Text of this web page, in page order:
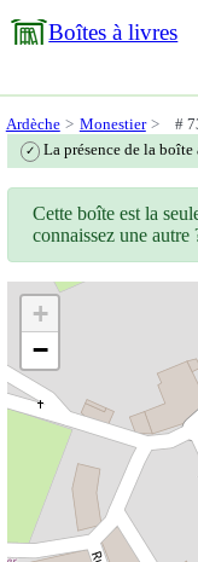
Boîtes à livres
Ardèche Monestier #
✓ La présence de la
Cette boîte est la
connaissez une
+
−